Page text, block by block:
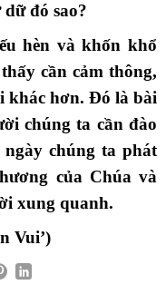
đó sao?
hèn và khốn khổ
cần cảm thông,
khác hơn. Ðó là bài
chúng ta cần đào
chúng ta phát
của Chúa và
xung quanh.
Vui’)